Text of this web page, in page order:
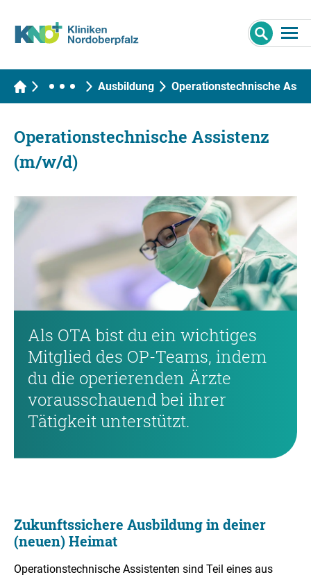
Ausbildung Operationstechnische
Operationstechnische Assistenz
(m/w/d)
Als OTA bist du ein wichtiges
Mitglied des OP-Teams, indem
du die operierenden Ärzte
vorausschauend bei ihrer
Tätigkeit unterstützt.
Zukunftssichere Ausbildung in deiner
(neuen) Heimat
Operationstechnische Assistenten sind Teil eines aus